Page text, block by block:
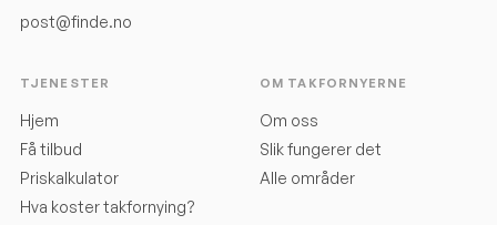
post@finde.no
TJENESTER
Hjem
Få tilbud
Priskalkulator
Hva koster takfornying?
OM TAKFORNYERNE
Om oss
Slik fungerer det
Alle områder